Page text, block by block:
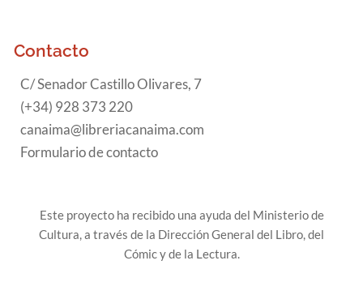
Contacto
C/ Senador Castillo Olivares, 7
(+34) 928 373 220
canaima@libreriacanaima.com
Formulario de contacto
Este proyecto ha recibido una ayuda del Ministerio de
Cultura, a través de la Dirección General del Libro, del
Cómic y de la Lectura.